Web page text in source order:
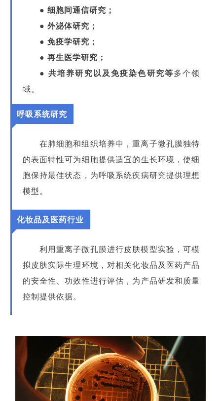
● 细胞间通信研究；
● 外泌体研究；
● 免疫学研究；
● 再生医学研究；
● 共培养研究以及免疫染色研究等多个领
域。
呼吸系统研究
在肺细胞和组织培养中，重离子微孔膜独特
的表面特性可为细胞提供适宜的生长环境，使细
胞保持最佳状态，为呼吸系统疾病研究提供理想
模型。
化妆品及医药行业
利用重离子微孔膜进行皮肤模型实验，可模
拟皮肤实际生理环境，对相关化妆品及医药产品
的安全性、功效性进行评估，为产品研发和质量
控制提供依据。